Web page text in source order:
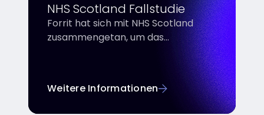
NHS Scotland Fallstudie
Forrit hat sich mit NHS Scotland
zusammengetan, um das
Gesundheitsdienste für Patienten in
139 Hausarztpraxen zu konsolidieren
und zu transformieren. Zu den
Ergebnissen des NHS gehören eine
Weitere Informationen